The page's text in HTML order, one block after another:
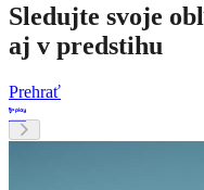
Sledujte svoje
aj v predstihu
Prehrať